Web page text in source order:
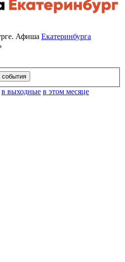
Афиша Екатеринбурга
в выходные в этом месяце